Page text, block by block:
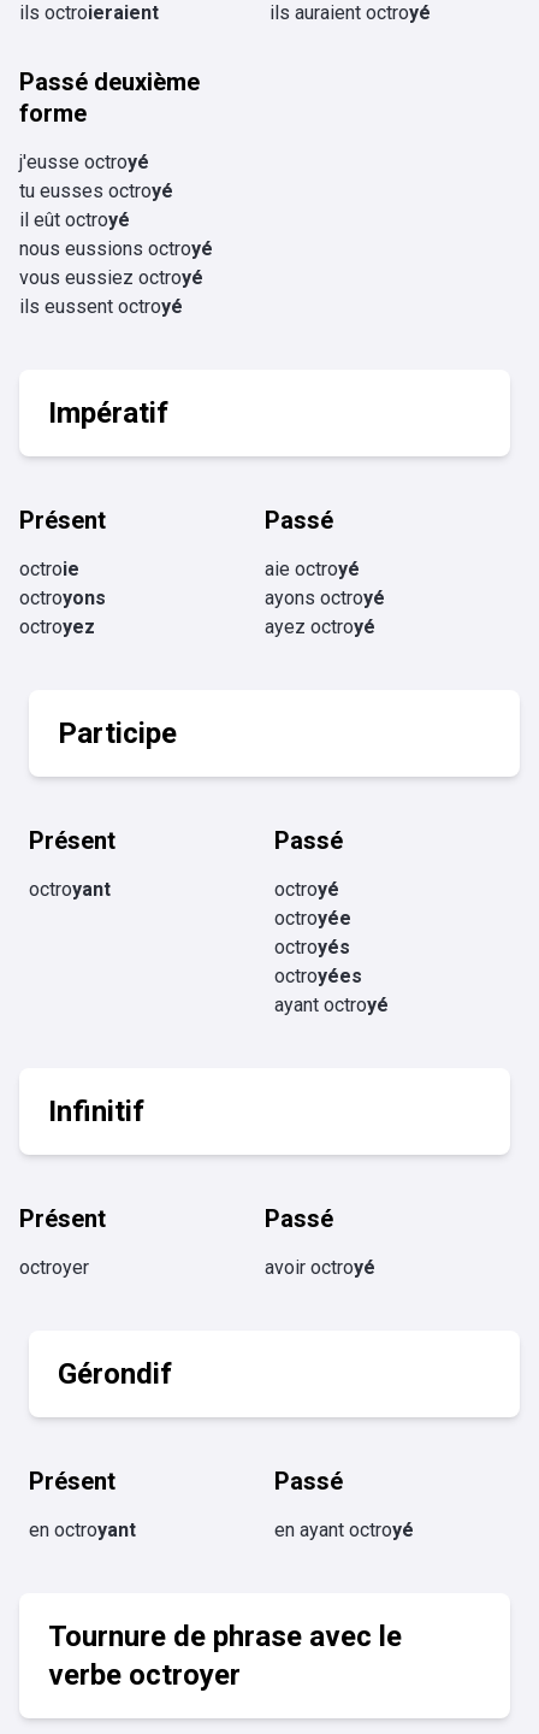
ils octroieraient ils auraient octroyé
Passé deuxième
forme
j'eusse octroyé
tu eusses octroyé
il eût octroyé
nous eussions octroyé
vous eussiez octroyé
ils eussent octroyé
Impératif
Présent
octroie
octroyons
octroyez
Passé
aie octroyé
ayons octroyé
ayez octroyé
Participe
Présent
octroyant
Passé
octroyé
octroyée
octroyés
octroyées
ayant octroyé
Infinitif
Présent
octroyer
Passé
avoir octroyé
Gérondif
Présent
en octroyant
Passé
en ayant octroyé
Tournure de phrase avec le
verbe octroyer